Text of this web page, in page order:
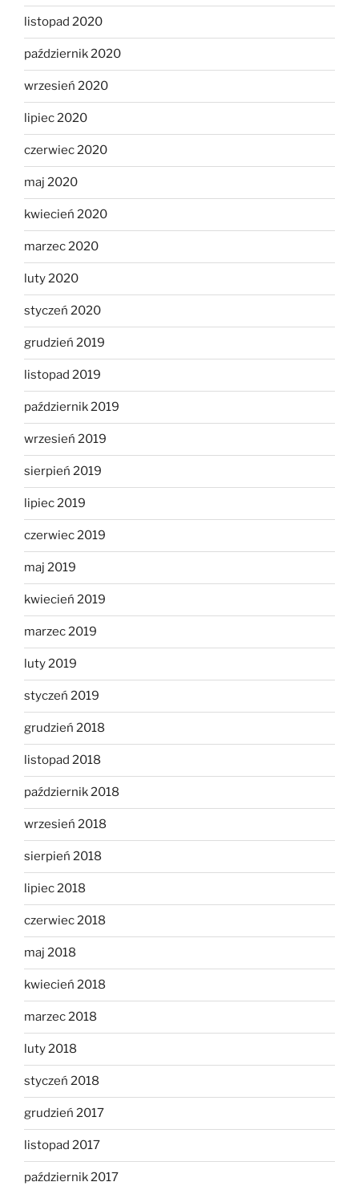
listopad 2020
październik 2020
wrzesień 2020
lipiec 2020
czerwiec 2020
maj 2020
kwiecień 2020
marzec 2020
luty 2020
styczeń 2020
grudzień 2019
listopad 2019
październik 2019
wrzesień 2019
sierpień 2019
lipiec 2019
czerwiec 2019
maj 2019
kwiecień 2019
marzec 2019
luty 2019
styczeń 2019
grudzień 2018
listopad 2018
październik 2018
wrzesień 2018
sierpień 2018
lipiec 2018
czerwiec 2018
maj 2018
kwiecień 2018
marzec 2018
luty 2018
styczeń 2018
grudzień 2017
listopad 2017
październik 2017